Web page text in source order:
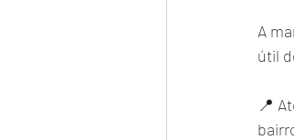
A
útil
📍